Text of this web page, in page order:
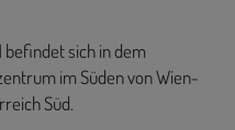
befindet sich in dem
im Süden von Wien-
Süd.